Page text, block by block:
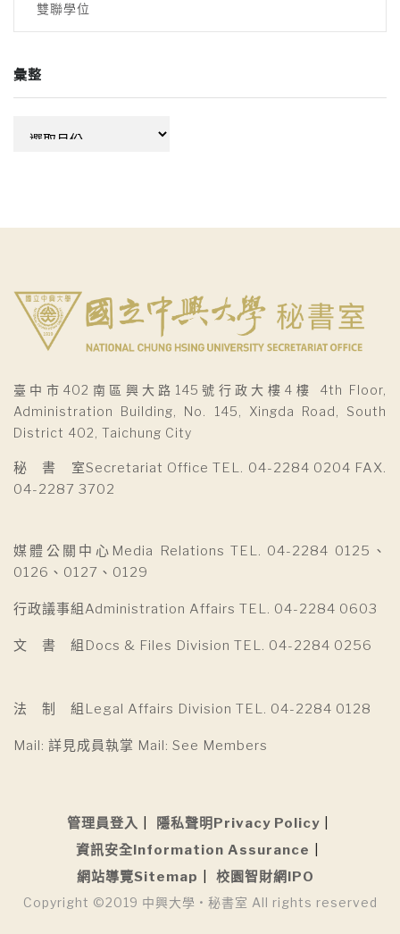
雙聯學位
彙整
臺中市402南區興大路145號行政大樓4樓 4th Floor,
Administration Building, No. 145, Xingda Road, South
District 402, Taichung City
秘 書 室Secretariat Office TEL. 04-2284 0204 FAX.
04-2287 3702
媒體公關中心Media Relations TEL. 04-2284 0125、
0126、0127、0129
行政議事組Administration Affairs TEL. 04-2284 0603
文 書 組Docs & Files Division TEL. 04-2284 0256
法 制 組Legal Affairs Division TEL. 04-2284 0128
Mail: 詳見成員執掌 Mail: See Members
管理員登入
隱私聲明Privacy Policy
資訊安全Information Assurance
網站導覽Sitemap
校園智財網IPO
Copyright ©2019 中興大學 • 秘書室 All rights reserved